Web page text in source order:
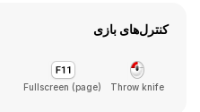
کنترل‌های بازی
Throw knife
Fullscreen (page)